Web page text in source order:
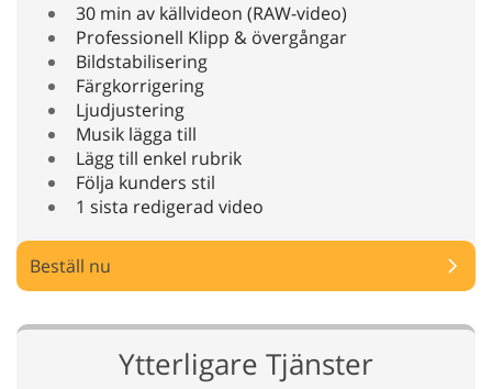
30 min av källvideon (RAW-video)
Professionell Klipp & övergångar
Bildstabilisering
Färgkorrigering
Ljudjustering
Musik lägga till
Lägg till enkel rubrik
Följa kunders stil
1 sista redigerad video
Beställ nu
Ytterligare Tjänster